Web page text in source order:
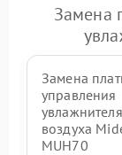
Замена
Замена
управления
увлажнителя
воздуха
MUH70